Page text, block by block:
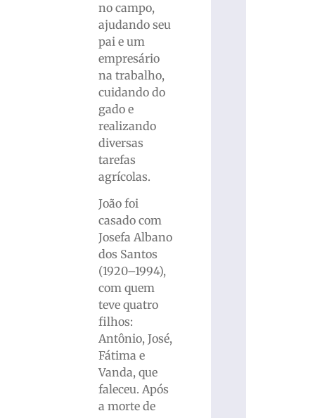
no campo,
ajudando seu
pai e um
empresário
na trabalho,
cuidando do
gado e
realizando
diversas
tarefas
agrícolas.
João foi
casado com
Josefa Albano
dos Santos
(1920–1994),
com quem
teve quatro
filhos:
Antônio, José,
Fátima e
Vanda, que
faleceu. Após
a morte de